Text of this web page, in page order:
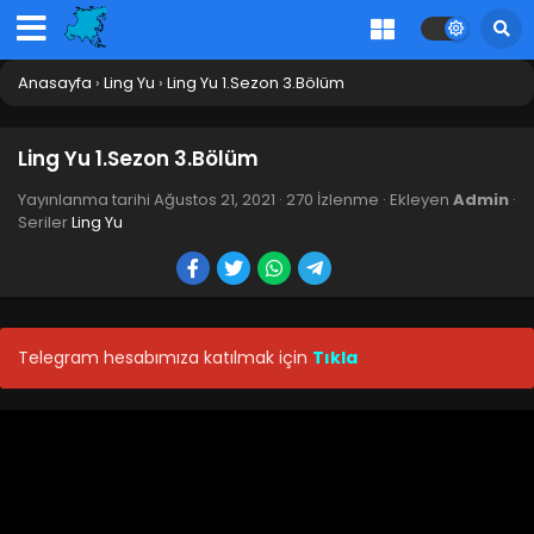
Anasayfa › Ling Yu › Ling Yu 1.Sezon 3.Bölüm
Ling Yu 1.Sezon 3.Bölüm
Yayınlanma tarihi Ağustos 21, 2021 · 270 İzlenme · Ekleyen Admin ·
SerilerLing Yu
Telegram hesabımıza katılmak için Tıkla